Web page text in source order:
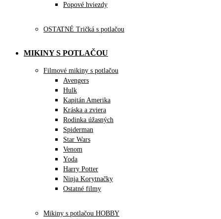
Popové hviezdy
OSTATNÉ Tričká s potlačou
MIKINY S POTLAČOU
Filmové mikiny s potlačou
Avengers
Hulk
Kapitán Amerika
Kráska a zviera
Rodinka úžasných
Spiderman
Star Wars
Venom
Yoda
Harry Potter
Ninja Korytnačky
Ostatné filmy
Mikiny s potlačou HOBBY